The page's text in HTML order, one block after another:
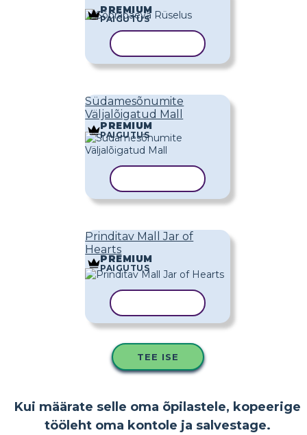
PREMIUM
PAIGUTUS
Südamesõnumite
Väljalõigatud Mall
PREMIUM
PAIGUTUS
Prinditav Mall Jar of
Hearts
PREMIUM
PAIGUTUS
TEE ISE
Kui määrate selle oma õpilastele, kopeerige
tööleht oma kontole ja salvestage.